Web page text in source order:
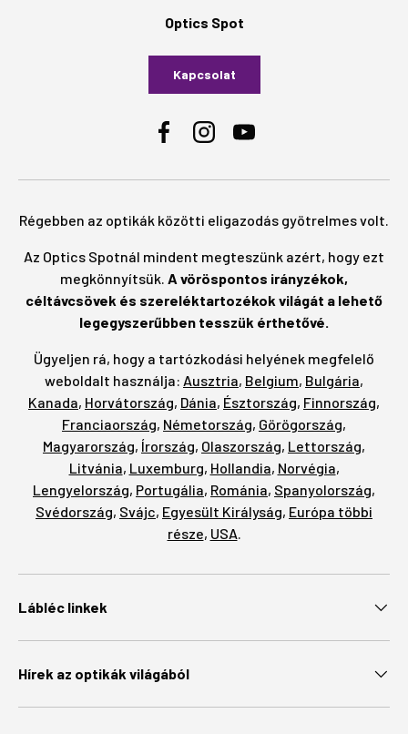
Optics Spot
Kapcsolat
FacebookInstagramYouTube
Régebben az optikák közötti eligazodás gyötrelmes volt.
Az Optics Spotnál mindent megteszünk azért, hogy ezt
megkönnyítsük. A vöröspontos irányzékok,
céltávcsövek és szereléktartozékok világát a lehető
legegyszerűbben tesszük érthetővé.
Ügyeljen rá, hogy a tartózkodási helyének megfelelő
weboldalt használja: Ausztria, Belgium, Bulgária,
Kanada, Horvátország, Dánia, Észtország, Finnország,
Franciaország, Németország, Görögország,
Magyarország, Írország, Olaszország, Lettország,
Litvánia, Luxemburg, Hollandia, Norvégia,
Lengyelország, Portugália, Románia, Spanyolország,
Svédország, Svájc, Egyesült Királyság, Európa többi
része, USA
Lábléc linkek
Hírek az optikák világából